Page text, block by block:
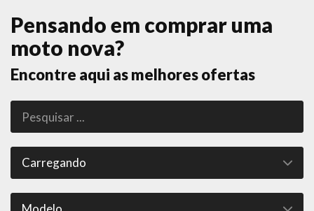
Pensando em comprar uma
moto nova?
Encontre aqui as melhores ofertas